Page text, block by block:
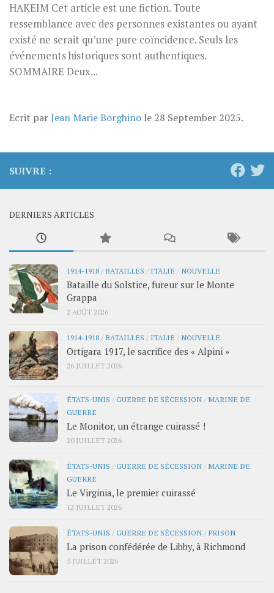
HAKEIM Cet article est une fiction. Toute
ressemblance avec des personnes existantes ou ayant
existé ne serait qu’une pure coïncidence. Seuls les
événements historiques sont authentiques.
SOMMAIRE Deux...
Ecrit parJean Marie Borghino le 28 September 2025.
SUIVRE :
DERNIERS ARTICLES
1914-1918 / BATAILLES / ITALIE / NOUVELLE
Bataille du Solstice, fureur sur le Monte
Grappa
2 AOÛT 2026
1914-1918 / BATAILLES / ITALIE / NOUVELLE
Ortigara 1917, le sacrifice des « Alpini »
26 JUILLET 2026
ÉTATS-UNIS /GUERRE DE SÉCESSION / MARINE DE
GUERRE
Le Monitor, un étrange cuirassé !
20 JUILLET 2026
ÉTATS-UNIS /GUERRE DE SÉCESSION / MARINE DE
GUERRE
Le Virginia, le premier cuirassé
12 JUILLET 2026
ÉTATS-UNIS /GUERRE DE SÉCESSION / PRISON
La prison confédérée de Libby, à Richmond
5 JUILLET 2026